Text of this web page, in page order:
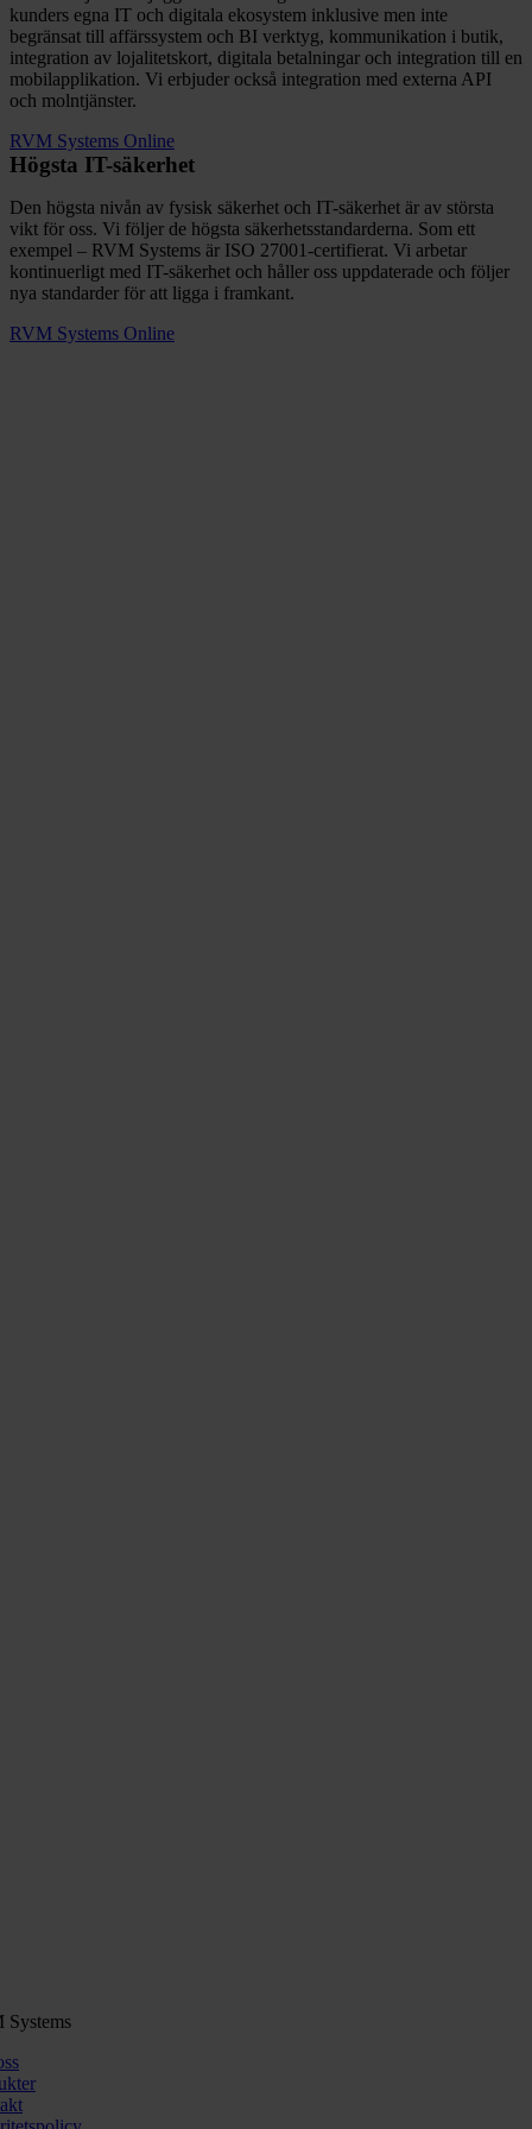
kunders egna IT och digitala ekosystem inklusive men inte
begränsat till affärssystem och BI verktyg, kommunikation i butik,
integration av lojalitetskort, digitala betalningar och integration till en
mobilapplikation. Vi erbjuder också integration med externa API
och molntjänster.
RVM Systems Online
Högsta IT-säkerhet
Den högsta nivån av fysisk säkerhet och IT-säkerhet är av största
vikt för oss. Vi följer de högsta säkerhetsstandarderna. Som ett
exempel – RVM Systems är ISO 27001-certifierat. Vi arbetar
kontinuerligt med IT-säkerhet och håller oss uppdaterade och följer
nya standarder för att ligga i framkant.
RVM Systems Online
Systems